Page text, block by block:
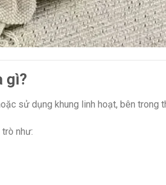
gì?
sử dụng khung linh hoạt, bên
như: